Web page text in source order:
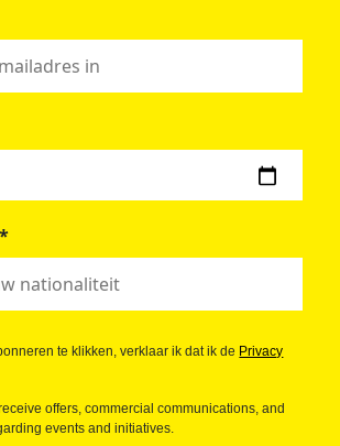
te klikken, verklaar ik dat ik de Privacy
offers, commercial communications, and
events and initiatives.